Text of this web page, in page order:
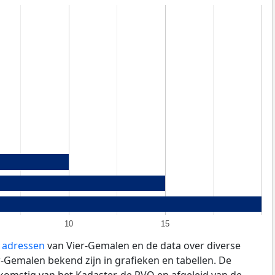
10 15
van Vier-Gemalen en de data over diverse
bekend zijn in grafieken en tabellen. De